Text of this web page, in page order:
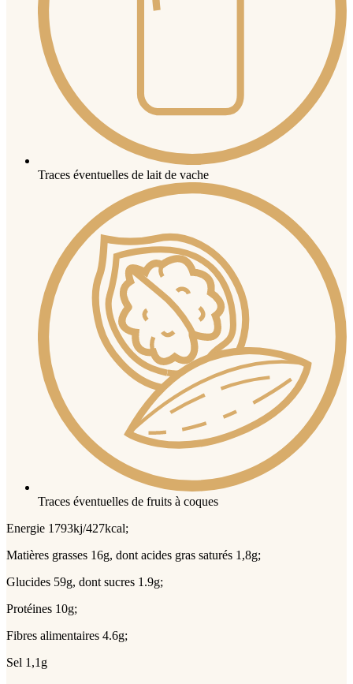
Traces éventuelles de lait de vache
Traces éventuelles de fruits à coques
Energie 1793kj/427kcal;
Matières grasses 16g, dont acides gras saturés 1,8g;
Glucides 59g, dont sucres 1.9g;
Protéines 10g;
Fibres alimentaires 4.6g;
Sel 1,1g